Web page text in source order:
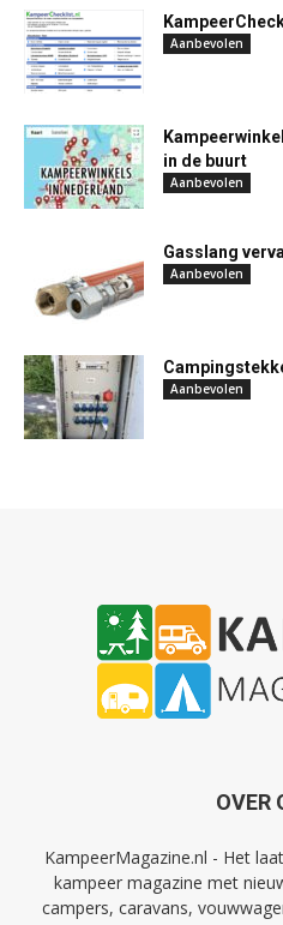
Aanbevolen
in de buurt
Aanbevolen
Gasslang
Aanbevolen
Aanbevolen
OVER
KampeerMagazine.nl - Het
kampeer magazine met
campers, caravans,